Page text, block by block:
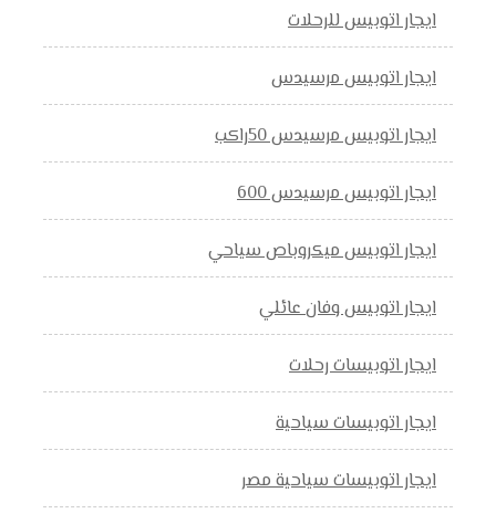
ايجار اتوبيس للرحلات
ايجار اتوبيس مرسيدس
ايجار اتوبيس مرسيدس 50راكب
ايجار اتوبيس مرسيدس 600
ايجار اتوبيس ميكروباص سياحي
ايجار اتوبيس وفان عائلي
ايجار اتوبيسات رحلات
ايجار اتوبيسات سياحية
ايجار اتوبيسات سياحية مصر